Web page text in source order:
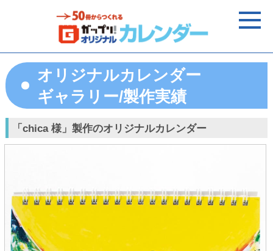
オリジナルカレンダー
ギャラリー/製作実績
「chica 様」製作のオリジナルカレンダー